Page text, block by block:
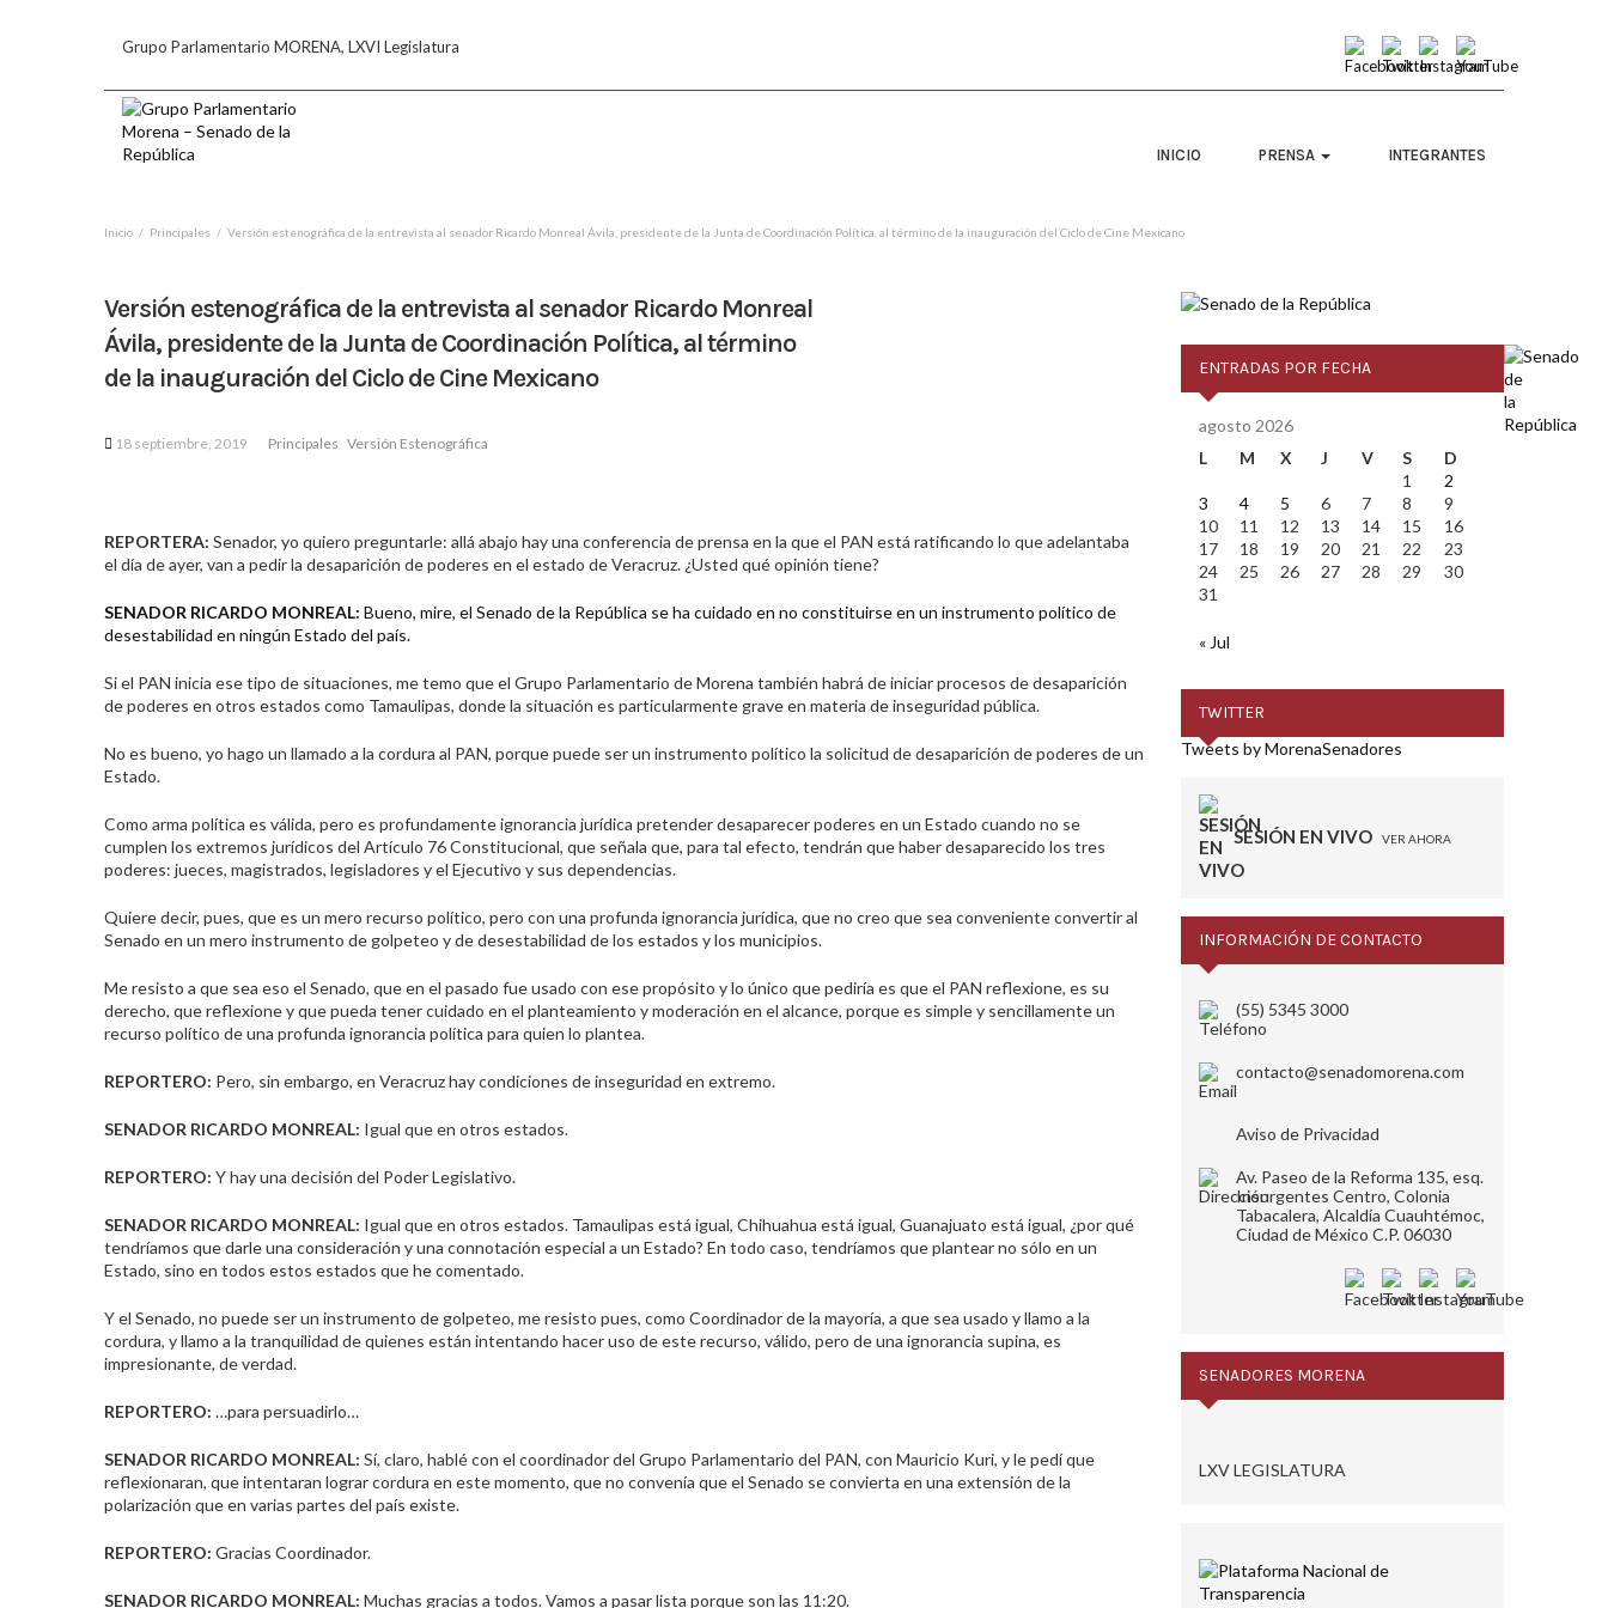
Grupo Parlamentario MORENA, LXVI Legislatura
INICIO PRENSA INTEGRANTES
Inicio Principales Versión estenográfica de la entrevista al senador Ricardo Monreal Ávila, presidente de la Junta de Coordinación Política, al término de la inauguración del Ciclo de Cine Mexicano
Versión estenográfica de la entrevista al senador Ricardo Monreal
Ávila, presidente de la Junta de Coordinación Política, al término
de la inauguración del Ciclo de Cine Mexicano
18 septiembre, 2019 Principales Versión Estenográfica
REPORTERA: Senador, yo quiero preguntarle: allá abajo hay una conferencia de prensa en la que el PAN está ratificando lo que adelantaba
el día de ayer, van a pedir la desaparición de poderes en el estado de Veracruz. ¿Usted qué opinión tiene?
SENADOR RICARDO MONREAL: Bueno, mire, el Senado de la República se ha cuidado en no constituirse en un instrumento político de
desestabilidad en ningún Estado del país.
Si el PAN inicia ese tipo de situaciones, me temo que el Grupo Parlamentario de Morena también habrá de iniciar procesos de desaparición
de poderes en otros estados como Tamaulipas, donde la situación es particularmente grave en materia de inseguridad pública.
No es bueno, yo hago un llamado a la cordura al PAN, porque puede ser un instrumento político la solicitud de desaparición de poderes de un
Estado.
Como arma política es válida, pero es profundamente ignorancia jurídica pretender desaparecer poderes en un Estado cuando no se
cumplen los extremos jurídicos del Artículo 76 Constitucional, que señala que, para tal efecto, tendrán que haber desaparecido los tres
poderes: jueces, magistrados, legisladores y el Ejecutivo y sus dependencias.
Quiere decir, pues, que es un mero recurso político, pero con una profunda ignorancia jurídica, que no creo que sea conveniente convertir al
Senado en un mero instrumento de golpeteo y de desestabilidad de los estados y los municipios.
Me resisto a que sea eso el Senado, que en el pasado fue usado con ese propósito y lo único que pediría es que el PAN reflexione, es su
derecho, que reflexione y que pueda tener cuidado en el planteamiento y moderación en el alcance, porque es simple y sencillamente un
recurso político de una profunda ignorancia política para quien lo plantea.
REPORTERO: Pero, sin embargo, en Veracruz hay condiciones de inseguridad en extremo.
SENADOR RICARDO MONREAL: Igual que en otros estados.
REPORTERO: Y hay una decisión del Poder Legislativo.
SENADOR RICARDO MONREAL: Igual que en otros estados. Tamaulipas está igual, Chihuahua está igual, Guanajuato está igual, ¿por qué
tendríamos que darle una consideración y una connotación especial a un Estado? En todo caso, tendríamos que plantear no sólo en un
Estado, sino en todos estos estados que he comentado.
Y el Senado, no puede ser un instrumento de golpeteo, me resisto pues, como Coordinador de la mayoría, a que sea usado y llamo a la
cordura, y llamo a la tranquilidad de quienes están intentando hacer uso de este recurso, válido, pero de una ignorancia supina, es
impresionante, de verdad.
REPORTERO: …para persuadirlo…
SENADOR RICARDO MONREAL: Sí, claro, hablé con el coordinador del Grupo Parlamentario del PAN, con Mauricio Kuri, y le pedí que
reflexionaran, que intentaran lograr cordura en este momento, que no convenía que el Senado se convierta en una extensión de la
polarización que en varias partes del país existe.
REPORTERO: Gracias Coordinador.
SENADOR RICARDO MONREAL: Muchas gracias a todos. Vamos a pasar lista porque son las 11:20.
ENTRADAS POR FECHA
agosto 2026
L
M X J V S
D
1
2
3
4 5 6 7 8
9
10
11 12 13 14 15
16
17
18 19 20 21 22
23
24
25 26 27 28 29
30
31
« Jul
TWITTER
Tweets by MorenaSenadores
SESIÓN EN VIVO VER AHORA
INFORMACIÓN DE CONTACTO
(55) 5345 3000
contacto@senadomorena.com
Aviso de Privacidad
Av. Paseo de la Reforma 135, esq.
Insurgentes Centro, Colonia
Tabacalera, Alcaldía Cuauhtémoc,
Ciudad de México C.P. 06030
SENADORES MORENA
LXV LEGISLATURA